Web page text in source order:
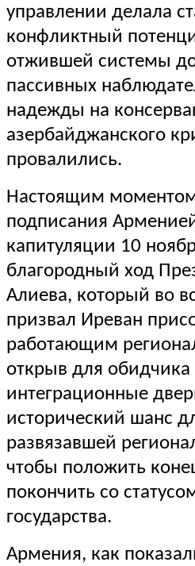
управлении делала
конфликтный
отжившей системы
пассивных
надежды на
азербайджанского
провалились.
Настоящим
подписания
капитуляции 10
благородный ход
Алиева, который во
призвал Иреван
работающим
открыв для обидчика
интеграционные
исторический шанс
развязавшей
чтобы положить
покончить со
государства.
Армения, как